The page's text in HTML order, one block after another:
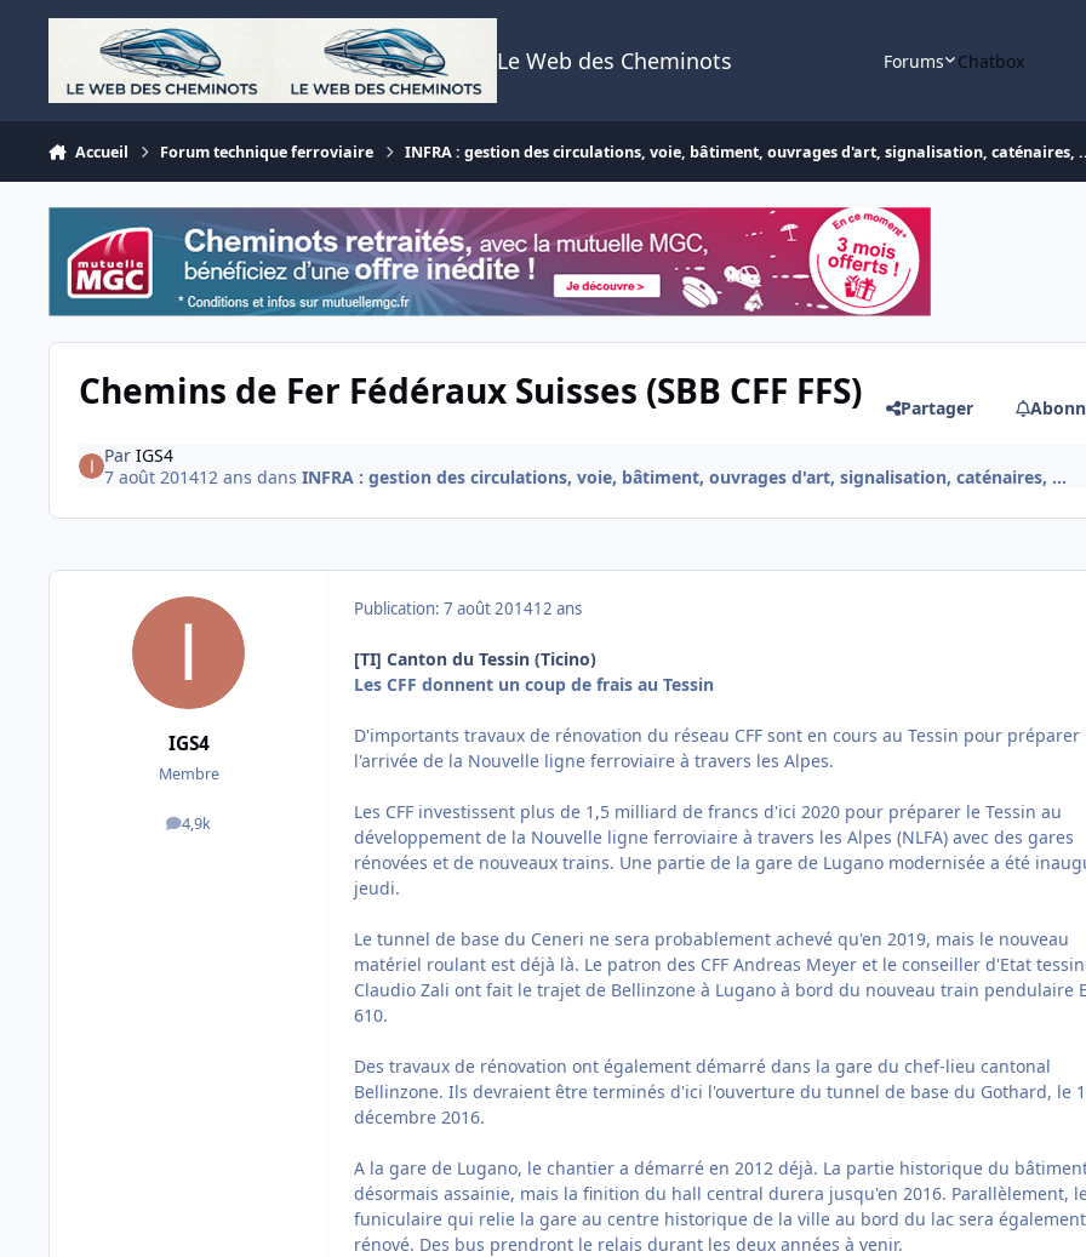
Aller au contenu
Le Web des Cheminots Forums Chatbox
Accueil Forum technique ferroviaire INFRA : gestion des circulations, voie, bâtiment, ouvrages d'art, signalisation, caténaires,
Chemins de Fer Fédéraux Suisses (SBB CFF FFS) Partager
Par IGS4
7 août 201412 ans dans INFRA : gestion des circulations, voie, bâtiment, ouvrages d'art, signalisation, caténaires, ...
IGS4
Membre
4,9k
messages
Publication: 7 août 201412 ans
[TI] Canton du Tessin (Ticino)
Les CFF donnent un coup de frais au Tessin
D'importants travaux de rénovation du réseau CFF sont en cours au Tessin pour préparer
l'arrivée de la Nouvelle ligne ferroviaire à travers les Alpes.
Les CFF investissent plus de 1,5 milliard de francs d'ici 2020 pour préparer le Tessin au
développement de la Nouvelle ligne ferroviaire à travers les Alpes (NLFA) avec des gares
rénovées et de nouveaux trains. Une partie de la gare de Lugano modernisée a été
jeudi.
Le tunnel de base du Ceneri ne sera probablement achevé qu'en 2019, mais le nouveau
matériel roulant est déjà là. Le patron des CFF Andreas Meyer et le conseiller d'Etat
Claudio Zali ont fait le trajet de Bellinzone à Lugano à bord du nouveau train pendulaire
610.
Des travaux de rénovation ont également démarré dans la gare du chef-lieu cantonal
Bellinzone. Ils devraient être terminés d'ici l'ouverture du tunnel de base du Gothard, le
décembre 2016.
A la gare de Lugano, le chantier a démarré en 2012 déjà. La partie historique du
désormais assainie, mais la finition du hall central durera jusqu'en 2016. Parallèlement,
funiculaire qui relie la gare au centre historique de la ville au bord du lac sera également
rénové. Des bus prendront le relais durant les deux années à venir.